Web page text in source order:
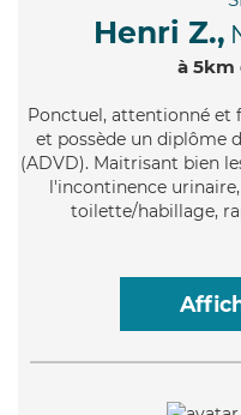
Henri Z.,
à 5km
Ponctuel , attentionné et
et possède un diplôme
(ADVD). Maitrisant bien
l'incontinence
toilette/habillage,